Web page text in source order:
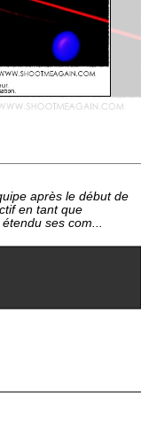
après le début de
en tant que
ses com...